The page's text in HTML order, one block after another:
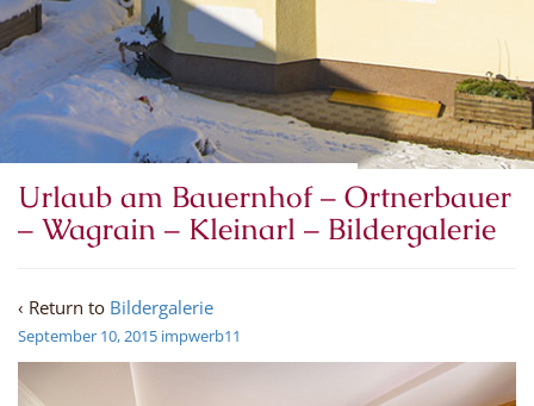
Urlaub am Bauernhof – Ortnerbauer
– Wagrain – Kleinarl – Bildergalerie
‹ Return to Bildergalerie
September 10, 2015 impwerb11